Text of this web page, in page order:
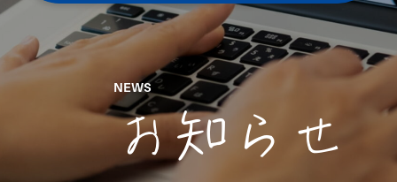
NEWS
お知らせ